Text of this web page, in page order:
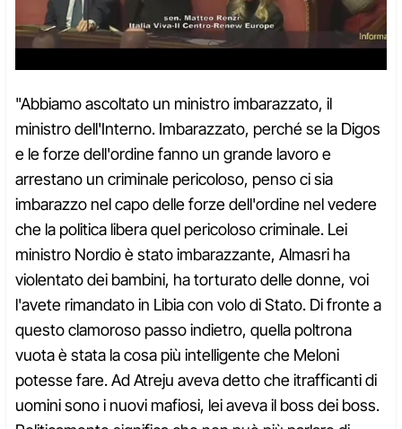
"Abbiamo ascoltato un ministro imbarazzato, il
ministro dell'Interno. Imbarazzato, perché se la Digos
e le forze dell'ordine fanno un grande lavoro e
arrestano un criminale pericoloso, penso ci sia
imbarazzo nel capo delle forze dell'ordine nel vedere
che la politica libera quel pericoloso criminale. Lei
ministro Nordio è stato imbarazzante, Almasri ha
violentato dei bambini, ha torturato delle donne, voi
l'avete rimandato in Libia con volo di Stato. Di fronte a
questo clamoroso passo indietro, quella poltrona
vuota è stata la cosa più intelligente che Meloni
potesse fare. Ad Atreju aveva detto che itrafficanti di
uomini sono i nuovi mafiosi, lei aveva il boss dei boss.